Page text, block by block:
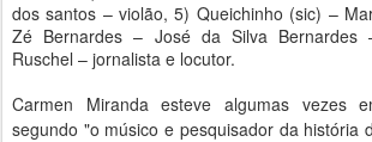
dos santos – violão, 5) Queichinho (sic) –
Zé Bernardes – José da Silva Bernardes
Ruschel – jornalista e locutor.
Carmen Miranda esteve algumas vezes
segundo "o músico e pesquisador da história